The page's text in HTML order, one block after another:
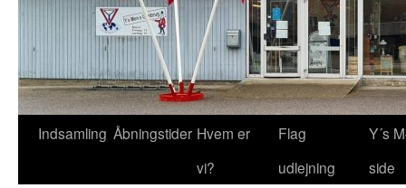
Hop
Indsamling Åbningstider Hvem er
vi?
Flag
udlejning
Y´s
side